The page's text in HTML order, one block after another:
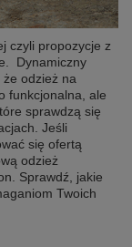
czyli propozycje z
Dynamiczny
że odzież na
funkcjonalna, ale
sprawdzą się
Jeśli
się ofertą
odzież
Sprawdź, jakie
Twoich